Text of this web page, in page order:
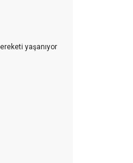
yaşanıyor